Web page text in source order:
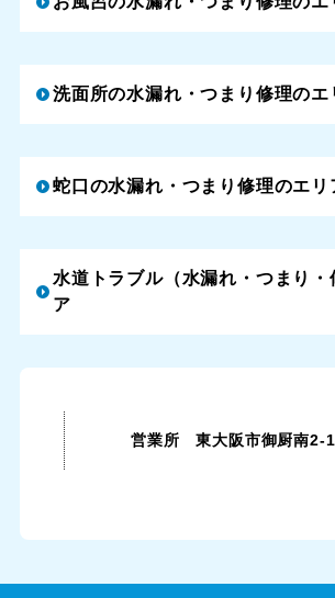
洗面所の水漏れ・つまり修理のエ
蛇口の水漏れ・つまり修理のエリ
水道トラブル（水漏れ・つまり・
ア
営業所 東大阪市御厨南2-